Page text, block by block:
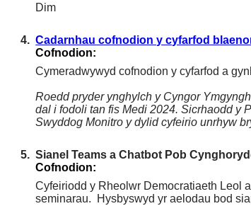
Dim
4. Cadarnhau cofnodion y cyfarfod
Cofnodion:
Cymeradwywyd cofnodion y cyfarfod a
Roedd pryder ynghylch y Cyngor
dal i fodoli tan fis Medi 2024. Sicrhaodd y
Swyddog Monitro y dylid cyfeirio unrhyw
5. Sianel Teams a Chatbot Pob
Cofnodion:
Cyfeiriodd y Rheolwr Democratiaeth Leol
seminarau.
Hysbyswyd yr aelodau bod